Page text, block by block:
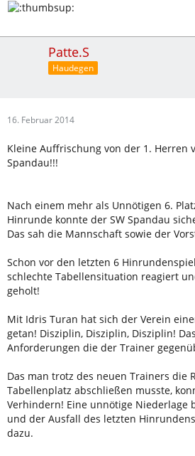
Patte.S
Haudegen
16. Februar 2014
Kleine Auffrischung von der 1. Herren
Spandau!!!
Nach einem mehr als Unnötigen 6.
Hinrunde konnte der SW Spandau
Das sah die Mannschaft sowie der
Schon vor den letzten 6
schlechte Tabellensituation reagiert
geholt!
Mit Idris Turan hat sich der Verein
getan! Disziplin, Disziplin, Disziplin!
Anforderungen die der Trainer
Das man trotz des neuen Trainers die
Tabellenplatz abschließen musste,
Verhindern! Eine unnötige Niederlage
und der Ausfall des letzten
dazu.